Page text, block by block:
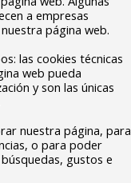
a empresas
página web.
las cookies técnicas
web pueda
y son las únicas
nuestra página, para
o para poder
gustos e